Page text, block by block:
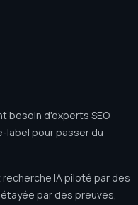
besoin d'experts SEO
label pour passer du
recherche IA piloté par des
par des preuves,